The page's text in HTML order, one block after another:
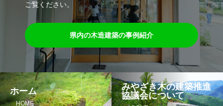
ご覧ください。
県内の木造建築の事例紹介
ホーム
HOME
みやざき木の建築推進
協議会について